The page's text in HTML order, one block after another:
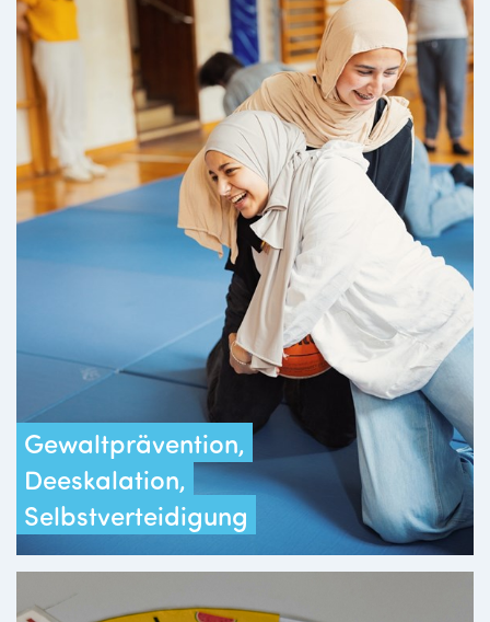
Gewaltprävention,
Deeskalation,
Selbstverteidigung